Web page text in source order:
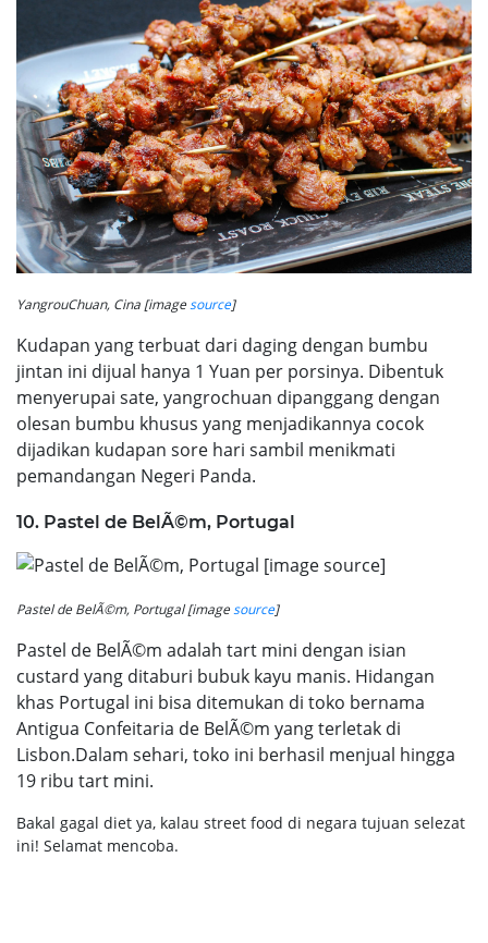
YangrouChuan, Cina [imagesource]
Kudapan yang terbuat dari daging dengan bumbu
jintan ini dijual hanya 1 Yuan per porsinya. Dibentuk
menyerupai sate, yangrochuan dipanggang dengan
olesan bumbu khusus yang menjadikannya cocok
dijadikan kudapan sore hari sambil menikmati
pemandangan Negeri Panda.
10. Pastel de BelÃ©m, Portugal
Pastel de BelÃ©m, Portugal [imagesource]
Pastel de BelÃ©m adalah tart mini dengan isian
custard yang ditaburi bubuk kayu manis. Hidangan
khas Portugal ini bisa ditemukan di toko bernama
Antigua Confeitaria de BelÃ©m yang terletak di
Lisbon.Dalam sehari, toko ini berhasil menjual hingga
19 ribu tart mini.
Bakal gagal diet ya, kalau street food di negara tujuan selezat
ini! Selamat mencoba.